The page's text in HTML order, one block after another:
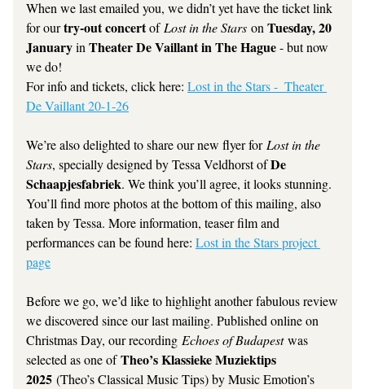
When we last emailed you, we didn’t yet have the ticket link
for our try-out concert of Lost in the Stars on Tuesday, 20
January in Theater De Vaillant in The Hague - but now
we do!
For info and tickets, click here: Lost in the Stars -  Theater
De Vaillant 20-1-26
We’re also delighted to share our new flyer for Lost in the
Stars, specially designed by Tessa Veldhorst of De
Schaapjesfabriek. We think you’ll agree, it looks stunning.
You’ll find more photos at the bottom of this mailing, also
taken by Tessa. More information, teaser film and
performances can be found here: Lost in the Stars project
page
Before we go, we’d like to highlight another fabulous review
we discovered since our last mailing. Published online on
Christmas Day, our recording Echoes of Budapest was
selected as one of Theo’s Klassieke Muziektips
2025 (Theo’s Classical Music Tips) by Music Emotion’s